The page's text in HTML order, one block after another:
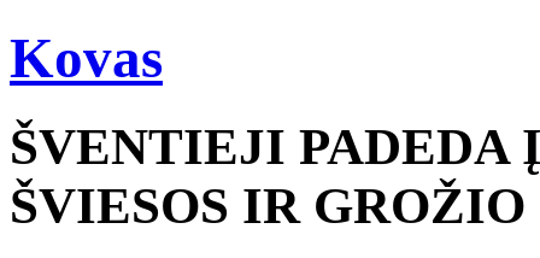
Kovas
ŠVENTIEJI
ŠVIESOS IR